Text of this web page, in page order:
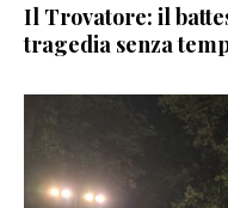
Il Trovatore: il
tragedia senza